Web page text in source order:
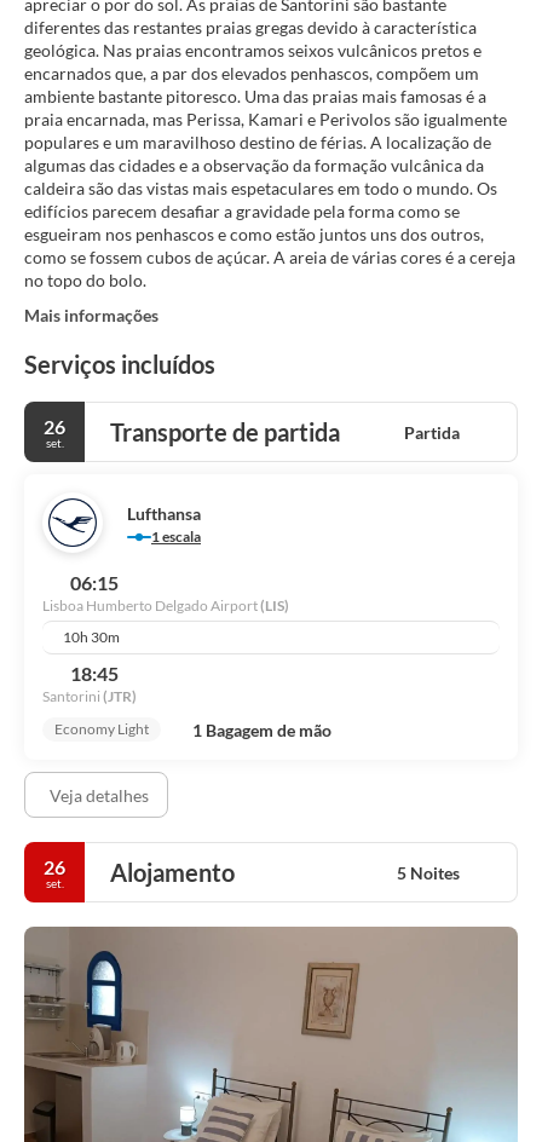
apreciar o por do sol. As praias de Santorini são bastante
diferentes das restantes praias gregas devido à característica
geológica. Nas praias encontramos seixos vulcânicos pretos e
encarnados que, a par dos elevados penhascos, compõem um
ambiente bastante pitoresco. Uma das praias mais famosas é a
praia encarnada, mas Perissa, Kamari e Perivolos são igualmente
populares e um maravilhoso destino de férias. A localização de
algumas das cidades e a observação da formação vulcânica da
caldeira são das vistas mais espetaculares em todo o mundo. Os
edifícios parecem desafiar a gravidade pela forma como se
esgueiram nos penhascos e como estão juntos uns dos outros,
como se fossem cubos de açúcar. A areia de várias cores é a cereja
Mais informações
Serviços incluídos
26
set. Transporte de partida Partida
Lufthansa
1 escala
06:15
Lisboa Humberto Delgado Airport(LIS)
10h 30m
18:45
Santorini (JTR)
Economy Light
1 Bagagem de mão
Veja detalhes
26
set. Alojamento 5 Noites